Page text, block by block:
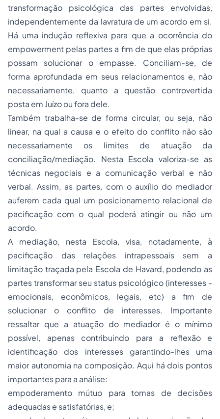
transformação psicológica das partes envolvidas,
independentemente da lavratura de um acordo em si.
Há uma indução reflexiva para que a ocorrência do
empowerment pelas partes a fim de que elas próprias
possam solucionar o empasse. Conciliam-se, de
forma aprofundada em seus relacionamentos e, não
necessariamente, quanto a questão controvertida
posta em Juízo ou fora dele.
Também trabalha-se de forma circular, ou seja, não
linear, na qual a causa e o efeito do conflito não são
necessariamente os limites de atuação da
conciliação/mediação. Nesta Escola valoriza-se as
técnicas negociais e a comunicação verbal e não
verbal. Assim, as partes, com o auxílio do mediador
auferem cada qual um posicionamento relacional de
pacificação com o qual poderá atingir ou não um
acordo.
A mediação, nesta Escola, visa, notadamente, à
pacificação das relações intrapessoais sem a
limitação traçada pela Escola de Havard, podendo as
partes transformar seu status psicológico (interesses -
emocionais, econômicos, legais, etc) a fim de
solucionar o conflito de interesses. Importante
ressaltar que a atuação do mediador é o mínimo
possível, apenas contribuindo para a reflexão e
identificação dos interesses garantindo-lhes uma
maior autonomia na composição. Aqui há dois pontos
importantes para a análise:
empoderamento mútuo para tomas de decisões
adequadas e satisfatórias, e;